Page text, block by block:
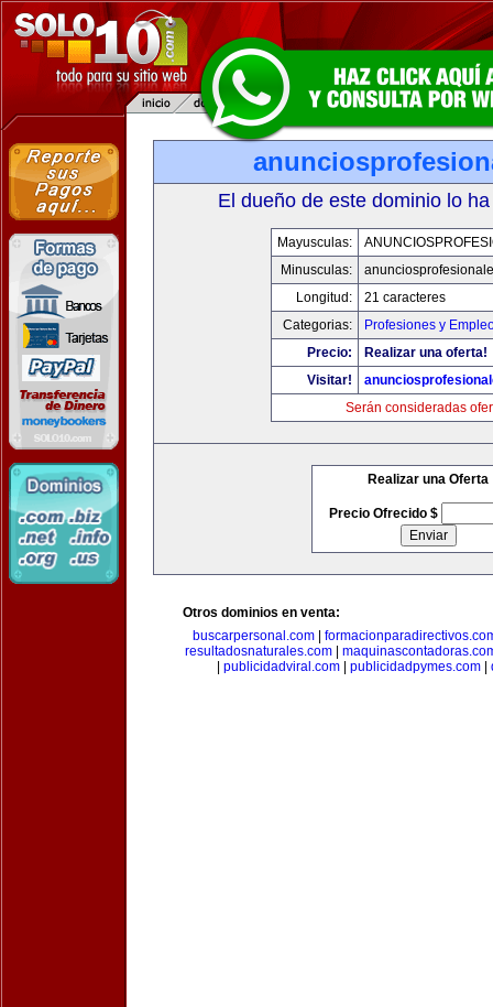
El dueño de este dominio lo
Mayusculas:
Minusculas:
Longitud:
21 caracteres
Categorias:
Profesiones y
Precio:
Realizar una oferta!
Visitar!
Serán consideradas
Realizar una Oferta
Precio Ofrecido $
Otros dominios en venta:
buscarpersonal.com|
resultadosnaturales.com|
publicidadviral.com publicidadpymes.com